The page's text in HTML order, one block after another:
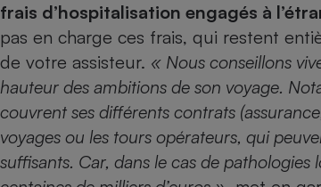
frais d’hospitalisation engagés à
pas en charge ces frais, qui restent
de votre assisteur. « Nous conseillons
hauteur des ambitions de son voyage.
couvrent ses différents contrats
voyages ou les tours opérateurs, qui
suffisants. Car, dans le cas de
Image et
Bricolage
Chauffage
Produit
Hygiène -
Maladie -
Système
Tous les comparateurs
Toutes les cartes interactives
Speedtest - Testez le
connexion Internet